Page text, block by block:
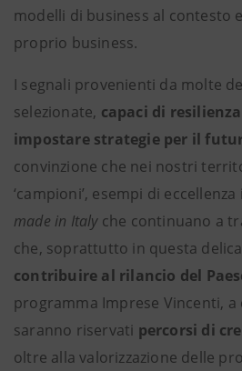
modelli di business al contesto
proprio business.
I segnali provenienti da molte
selezionate, capaci di
impostare strategie per il
convinzione che nei nostri
‘campioni’, esempi di
made in Italyche continuano a
che, soprattutto in questa
contribuire al rilancio del
programma Imprese Vincenti,
saranno riservati percorsi di
oltre alla valorizzazione delle